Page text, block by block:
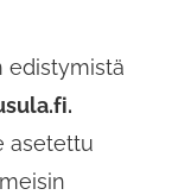
edistymistä
asetettu